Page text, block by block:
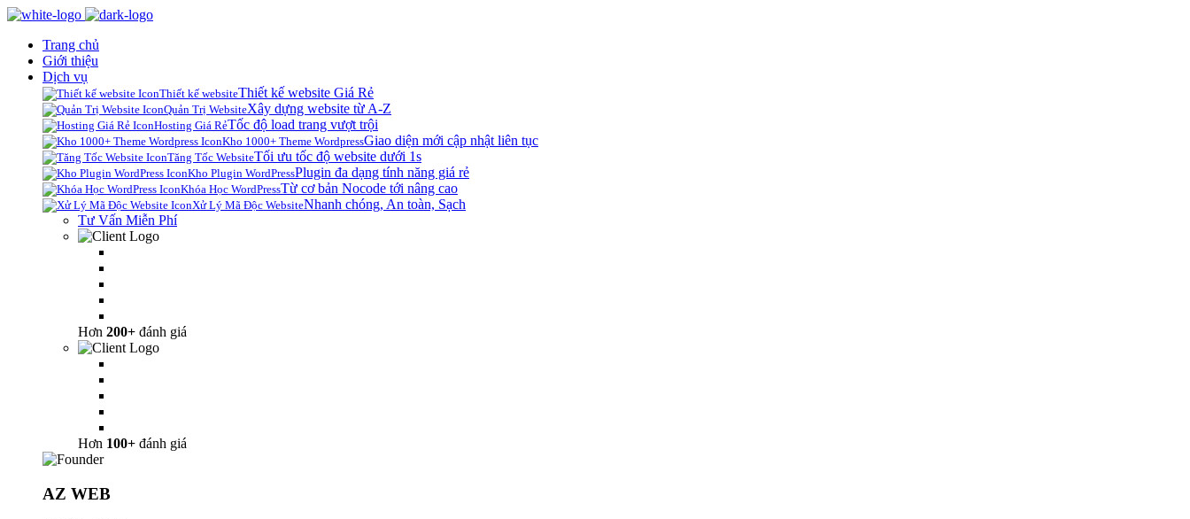
Trang chủ
Giới thiệu
Dịch vụ
Thiết kế websiteThiết kế website Giá Rẻ
Quản Trị WebsiteXây dựng website từ A-Z
Hosting Giá RẻTốc độ load trang vượt trội
Kho 1000+ Theme WordpressGiao diện mới cập nhật liên tục
Tăng Tốc WebsiteTối ưu tốc độ website dưới 1s
Kho Plugin WordPressPlugin đa dạng tính năng giá rẻ
Khóa Học WordPressTừ cơ bản Nocode tới nâng cao
Xử Lý Mã Độc WebsiteNhanh chóng, An toàn, Sạch
Tư Vấn Miễn Phí
Hơn 200+ đánh giá
Hơn 100+ đánh giá
AZ WEB